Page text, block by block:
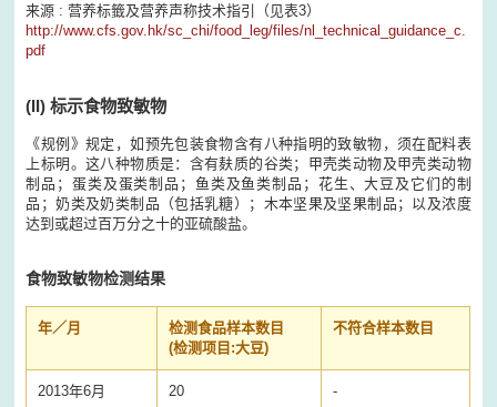
来源 : 营养标籤及营养声称技术指引（见表3）
http://www.cfs.gov.hk/sc_chi/food_leg/files/nl_technical_guidance_c.
pdf
(II)标示食物致敏物
《规例》规定，如预先包装食物含有八种指明的致敏物，须在配料表
上标明。这八种物质是：含有麸质的谷类；甲壳类动物及甲壳类动物
制品；蛋类及蛋类制品；鱼类及鱼类制品；花生、大豆及它们的制
品；奶类及奶类制品（包括乳糖）；木本坚果及坚果制品；以及浓度
达到或超过百万分之十的亚硫酸盐。
食物致敏物检测结果
年／月
检测食品样本数目
(检测项目:大豆)
不符合样本数目
2013年6月 20 -